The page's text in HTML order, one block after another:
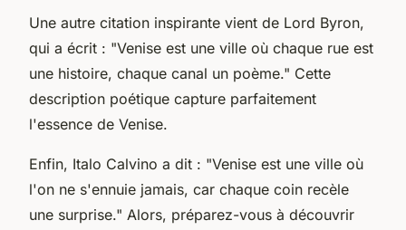
Une autre citation inspirante vient de Lord Byron,
qui a écrit : "Venise est une ville où chaque rue est
une histoire, chaque canal un poème." Cette
description poétique capture parfaitement
l'essence de Venise.
Enfin, Italo Calvino a dit : "Venise est une ville où
l'on ne s'ennuie jamais, car chaque coin recèle
une surprise." Alors, préparez-vous à découvrir